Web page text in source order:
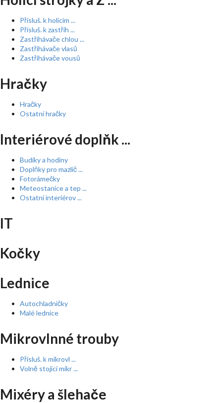
Přísluš. k holícím ...
Přísluš. k zastřih ...
Zastřihávače chlou ...
Zastřihávače vlasů
Zastřihávače vousů
Hračky
Hračky
Ostatní hračky
Interiérové doplňk ...
Budíky a hodiny
Doplňky pro mazlíč ...
Fotorámečky
Meteostanice a tep ...
Ostatní interiérov ...
IT
Kočky
Lednice
Autochladničky
Malé lednice
Mikrovlnné trouby
Přísluš. k mikrovl ...
Volně stojící mikr ...
Mixéry a šlehače